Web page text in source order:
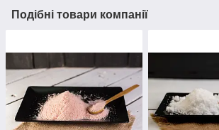
Подібні товари компанії